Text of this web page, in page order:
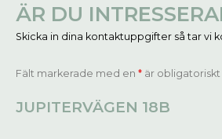
ÄR DU
Skicka in dina kontaktuppgifter så tar vi
Fält markerade med en * är obligatoriskt
JUPITERVÄGEN 18B